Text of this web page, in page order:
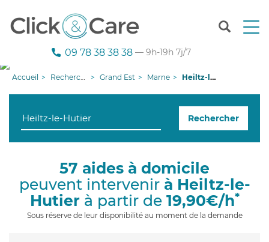
T
n
g
09 78 38 38 38 — 9h-19h 7j/7
Accueil Recherche aide à domicile Grand Est Marne Heiltz-le-Hutier
Rechercher
57 aides à domicile
peuvent intervenir à Heiltz-le-
Hutierà partir de 19,90€/h*
Sous réserve de leur disponibilité au moment de la demande